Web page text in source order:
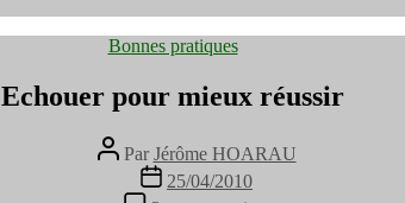
Catégories
Bonnes pratiques
Echouer pour mieux réussir
Auteur
de
l’article
Par Jérôme HOARAU
Date
de
25/04/2010